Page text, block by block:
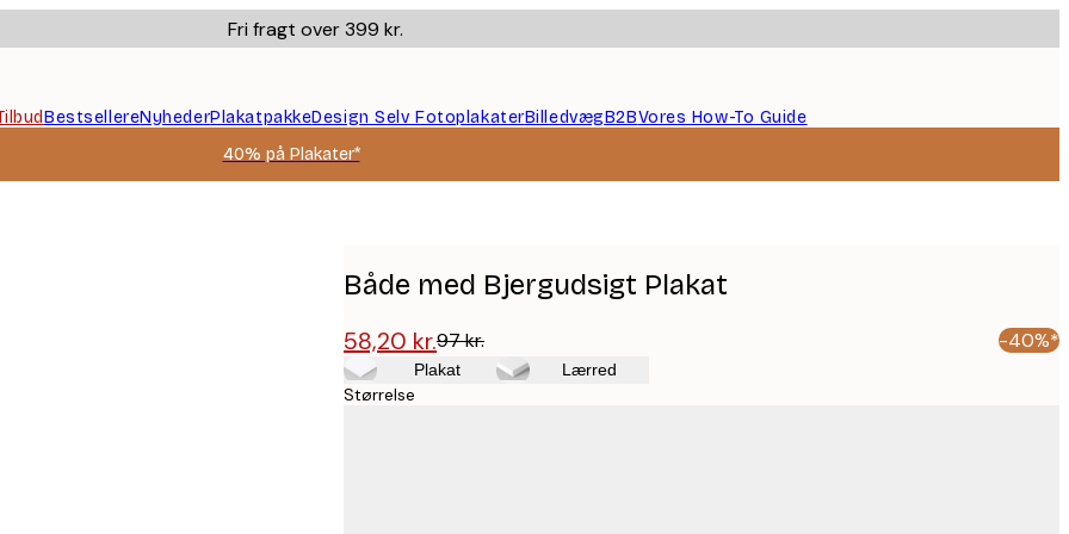
Fri fragt over 399 kr.
BestsellereNyhederPlakatpakkeDesign Selv FotoplakaterBilledvægB2BVores How-To Guide
40% på Plakater*
Både med Bjergudsigt Plakat
58,20 kr.97 kr. -40%*
Plakat Lærred
Størrelse